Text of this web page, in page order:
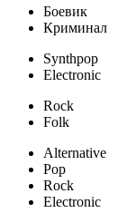
Боевик
Криминал
Synthpop
Electronic
Rock
Folk
Alternative
Pop
Rock
Electronic